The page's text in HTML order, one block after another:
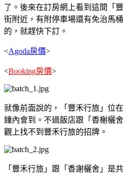
了。後來在訂房網上看到這間「
街附近，有附停車場還有免治馬
的，就趕快下訂。
<Agoda房價>
<Booking房價>
就像前面說的，「豐禾行旅」位
鐘內會到。不過飯店跟「香榭欐
觀上找不到豐禾行旅的招牌。
「豐禾行旅」跟「香謝欐舍」是